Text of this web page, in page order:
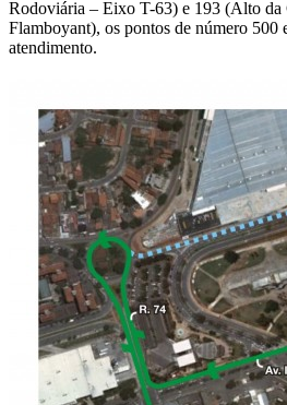
Rodoviária – Eixo T-63) e 193 (Alto
Flamboyant), os pontos de número 500
atendimento.